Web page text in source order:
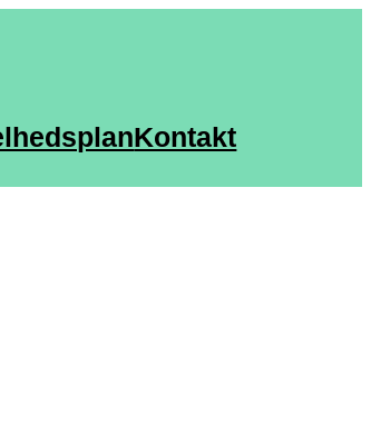
Kontakt